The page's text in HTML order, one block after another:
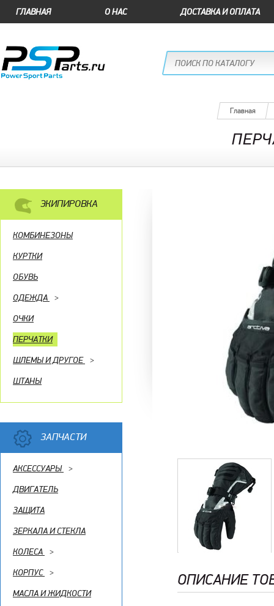
ГЛАВНАЯ О НАС ДОСТАВКА И ОПЛАТА
Главная
ЭКИПИРОВКА
КОМБИНЕЗОНЫ
КУРТКИ
ОБУВЬ
ОДЕЖДА
>
ОЧКИ
ПЕРЧАТКИ
ШЛЕМЫ И ДРУГОЕ >
ШТАНЫ
ЗАПЧАСТИ
АКСЕССУАРЫ >
ДВИГАТЕЛЬ
ЗАЩИТА
ЗЕРКАЛА И СТЕКЛА
КОЛЕСА
>
КОРПУС >
МАСЛА И ЖИДКОСТИ
ОПИСАНИЕ